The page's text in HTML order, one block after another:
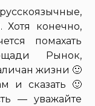
Хотя конечно,
помахать
Рынок,
жизни 🙂
и сказать 🙂
— уважайте